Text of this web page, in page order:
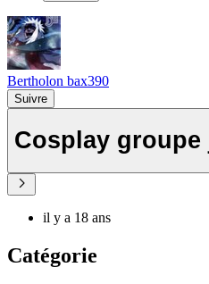
Bertholon bax390
Suivre
il y a 18 ans
Catégorie